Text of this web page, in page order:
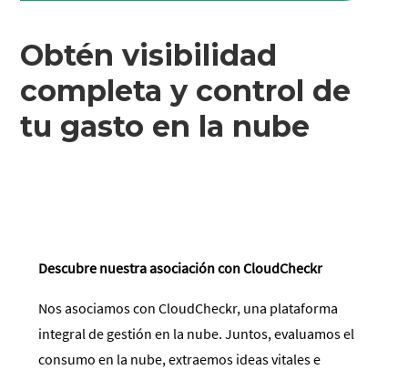
Obtén visibilidad
completa y control de
tu gasto en la nube
Descubre nuestra asociación con CloudCheckr
Nos asociamos con CloudCheckr, una plataforma
integral de gestión en la nube. Juntos, evaluamos el
consumo en la nube, extraemos ideas vitales e